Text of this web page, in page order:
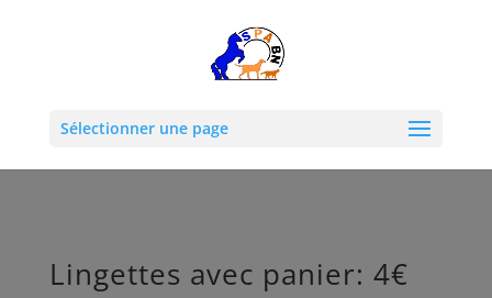
Sélectionner une page
Lingettes avec panier: 4€